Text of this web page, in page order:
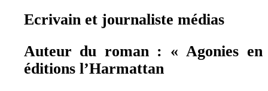
Ecrivain et journaliste médias
Auteur du roman : « Agonies
éditions l’Harmattan